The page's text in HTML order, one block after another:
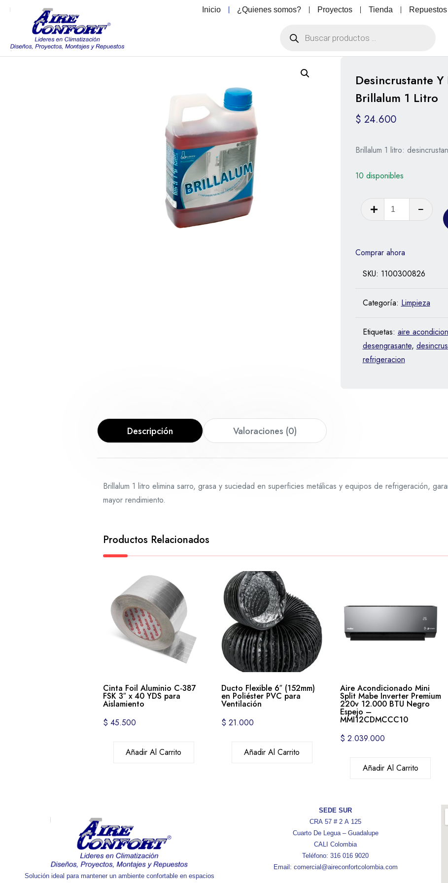
Inicio ¿Quienes somos? Proyectos Tienda Repuestos
Desincrustante
Brillalum 1 Litro
$ 24.600
Brillalum 1 litro:
10 disponibles
Comprar ahora
SKU: 1100300826
Categoría: Limpieza
Etiquetas: aire
desengrasante,
refrigeracion
Descripción Valoraciones (0)
Brillalum 1 litro elimina sarro, grasa y suciedad en superficies metálicas y equipos de refrigeración,
mayor rendimiento.
Productos Relacionados
Cinta Foil Aluminio C-387
FSK 3″ x 40 YDS para
Aislamiento
$ 45.500
Añadir Al Carrito
Ducto Flexible 6″ (152mm)
en Poliéster PVC para
Ventilación
$ 21.000
Añadir Al Carrito
Aire Acondicionado Mini
Split Mabe Inverter Premium
220v 12.000 BTU Negro
Espejo –
MMI12CDMCCC10
$ 2.039.000
Añadir Al Carrito
Solución ideal para mantener un ambiente confortable en espacios
SEDE SUR
CRA 57 # 2 A 125
Cuarto De Legua – Guadalupe
CALI Colombia
Teléfono: 316 016 9020
Email: comercial@aireconfortcolombia.com